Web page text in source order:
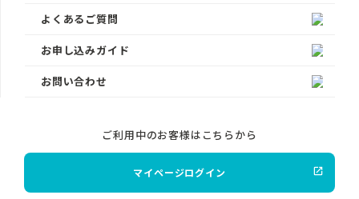
よくあるご質問
お申し込みガイド
お問い合わせ
ご利用中のお客様はこちらから
マイページログイン